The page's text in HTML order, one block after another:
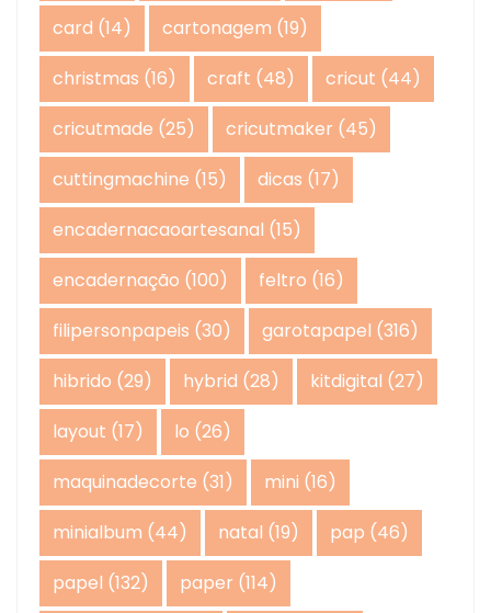
card (14) cartonagem (19)
christmas (16) craft (48) cricut (44)
cricutmade (25) cricutmaker (45)
cuttingmachine (15) dicas (17)
encadernacaoartesanal (15)
encadernação (100) feltro (16)
filipersonpapeis (30) garotapapel (316)
hibrido (29) hybrid (28) kitdigital (27)
layout (17) lo (26)
maquinadecorte (31) mini (16)
minialbum (44) natal (19) pap (46)
papel (132) paper (114)